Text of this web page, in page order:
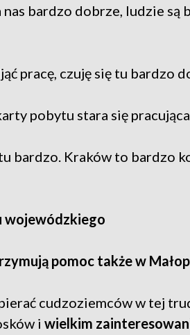
nas bardzo dobrze, ludzie są
pracę, czuję się tu bardzo
pobytu stara się
bardzo. Kraków to bardzo
wojewódzkiego
pomoc także w
cudzoziemców w tej
i wielkim